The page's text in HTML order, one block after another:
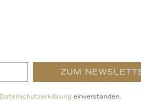
ZUM
Datenschutzerklärung einverstanden.